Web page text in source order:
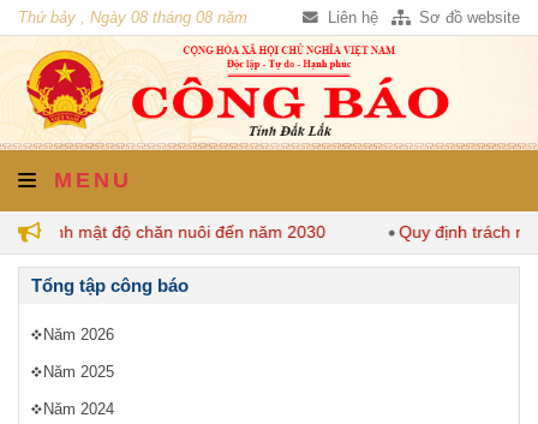
Thứ bảy , Ngày 08 tháng 08 năm
2026
Liên hệ Sơ đồ website
MENU
định mật độ chăn nuôi đến năm 2030 Quy định trách
Tổng tập công báo
Năm 2026
Năm 2025
Năm 2024